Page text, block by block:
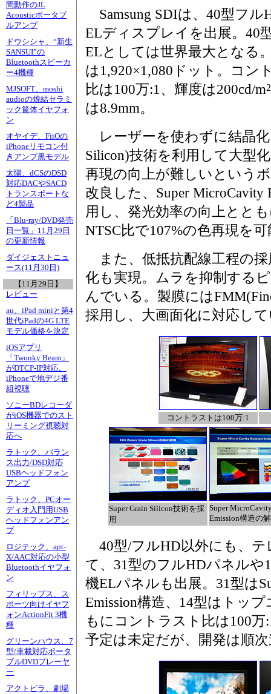
間動作のJL
Acousticポータブ
ルアンプ
ドウシシャ、“新生
SANSUI”の
Bluetoothスピーカ
ー4機種
MJSOFT、moshi
audioの焼結セラミ
ック筐体イヤフォ
ン
オヤイデ、FiiOの
iPhoneリモコン付
きアンプ黒モデル
太陽、dCSのDSD
対応DACやSACD
トランスポートな
ど4製品
「Blu-ray/DVD発売
日一覧」11月29日
の更新情報
ダイジェストニュ
ース(11月30日)
【11月29日】
レビュー
au、iPad miniと第4
世代iPadの4G LTE
モデル価格を決定
iOSアプリ
「Twonky Beam」
がDTCP-IP対応。
iPhoneで地デジ番
組視聴
ソニーBDレコーダ
がiOS機器でのスト
リーミング視聴対
応へ
ラトック、バラン
ス出力/DSD対応
USBヘッドフォン
アンプ
ラトック、PCオー
ディオ入門用USB
ヘッドフォンアン
プ
ロジテック、apt-
X/AAC対応の小型
Bluetoothイヤフォ
ン
フィリップス、ス
ポーツ向けイヤフ
ォンActionFit 3機
種
グリーンハウス、7
型/車載対応ポータ
ブルDVDプレーヤ
ー
アクトビラ、劇場
Samsung SDIは、40型フル
ELディスプレイを出展。40
ELとしては世界最大となる
は1,920×1,080ドット。コン
比は100万:1、輝度は200cd/m2
は8.9mm。
レーザーを使わずに結晶化
Silicon)技術を利用して大型
再現の向上が難しいという
改良した、Super MicroCavity
用し、発光効率の向上とと
NTSC比で107%の色再現を
また、低抵抗配線工程の
化も実現。ムラを抑制する
んでいる。製膜には
採用し、大画面化に対応し
コントラストは100万:1
Super Grain Silicon技術を採
用
Super
Emission構造の
40型/フルHD以外にも、テ
て、31型のフルHDパネルや
機ELパネルも出展。31型は
Emission構造、14型はトッ
もにコントラスト比は100万
予定は未定だが、開発は順